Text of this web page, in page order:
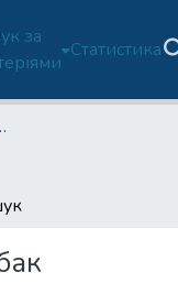
за
Статистика